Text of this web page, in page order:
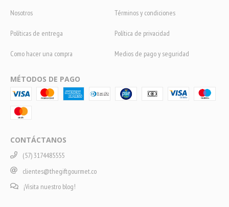
Nosotros Términos y condiciones
Políticas de entrega Política de privacidad
Como hacer una compra Medios de pago y seguridad
MÉTODOS DE PAGO
CONTÁCTANOS
(57) 3174485555
clientes@thegiftgourmet.co
¡Visita nuestro blog!